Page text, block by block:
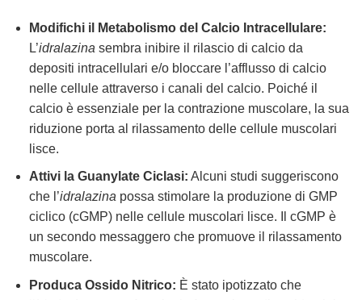
Modifichi il Metabolismo del Calcio Intracellulare:
L’idralazina sembra inibire il rilascio di calcio da
depositi intracellulari e/o bloccare l’afflusso di calcio
nelle cellule attraverso i canali del calcio. Poiché il
calcio è essenziale per la contrazione muscolare, la sua
riduzione porta al rilassamento delle cellule muscolari
lisce.
Attivi la Guanylate Ciclasi: Alcuni studi suggeriscono
che l’idralazina possa stimolare la produzione di GMP
ciclico (cGMP) nelle cellule muscolari lisce. Il cGMP è
un secondo messaggero che promuove il rilassamento
muscolare.
Produca Ossido Nitrico: È stato ipotizzato che